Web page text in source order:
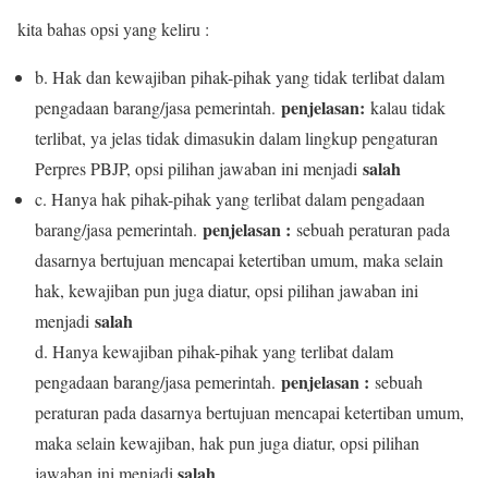
kita bahas opsi yang keliru :
b. Hak dan kewajiban pihak-pihak yang tidak terlibat dalam
pengadaan barang/jasa pemerintah. penjelasan: kalau tidak
terlibat, ya jelas tidak dimasukin dalam lingkup pengaturan
Perpres PBJP, opsi pilihan jawaban ini menjadi salah
c. Hanya hak pihak-pihak yang terlibat dalam pengadaan
barang/jasa pemerintah. penjelasan : sebuah peraturan pada
dasarnya bertujuan mencapai ketertiban umum, maka selain
hak, kewajiban pun juga diatur, opsi pilihan jawaban ini
menjadi salah
d. Hanya kewajiban pihak-pihak yang terlibat dalam
pengadaan barang/jasa pemerintah. penjelasan : sebuah
peraturan pada dasarnya bertujuan mencapai ketertiban umum,
maka selain kewajiban, hak pun juga diatur, opsi pilihan
jawaban ini menjadi